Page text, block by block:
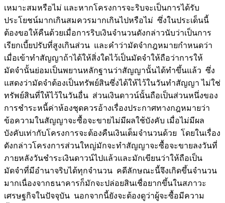
เหมาะสมหรือไม่ และหากโครงการจะริบจะเป็นการได้รับ
ประโยชน์มากเกินสมควรมากเกินไปหรือไม่ ซึ่งในประเด็นนี้
ต้องขอให้คืนด้วยเมื่อการริบเงินจำนวนดังกล่าวนับว่าเป็นการ
เรียกเบี้ยปรับที่สูงเกินส่วน และคำว่ามัดจำกฎหมายกำหนดว่า
เมื่อเข้าทำสัญญาถ้าได้ให้สิ่งใดไว้เป็นมัดจำให้ถือว่าการให้
มัดจำนั้นย่อมเป็นพยานหลักฐานว่าสัญญานั้นได้ทำขึ้นแล้ว ซึ่ง
แสดงว่ามัดจำต้องเป็นทรัพย์สินซึ่งได้ให้ไว้ในวันทำสัญญา ไม่ใช่
ทรัพย์สินที่ให้ไว้ในวันอื่น ส่วนเงินดาวน์นั้นถือเป็นส่วนหนึ่งของ
การชำระหนี้ค่าห้องชุดควรอ้างเรื่องประกาศทางกฎหมายว่า
ข้อความในสัญญาจะซื้อจะขายไม่มีผลใช้บังคับ เมื่อไม่มีผล
บังคับเท่ากับโครงการจะต้องคืนเงินเต็มจำนวนด้วย โดยในเรื่อง
ดังกล่าวโครงการส่วนใหญ่มักจะทำสัญญาจะซื้อจะขายลงวันที่
ภายหลังวันชำระเงินดาวน์ไปแล้วและมักเขียนว่าให้ถือเป็น
มัดจำที่มีอำนาจริบได้ทุกจำนวน คดีลักษณะนี้จึงเกิดขึ้นจำนวน
มากเนื่องจากธนาคารก็มักจะปล่อยสินเชื่อยากขึ้นในสภาวะ
เศรษฐกิจในปัจจุบัน นอกจากนี้ยังจะต้องดูว่าผู้จะซื้อมีความ